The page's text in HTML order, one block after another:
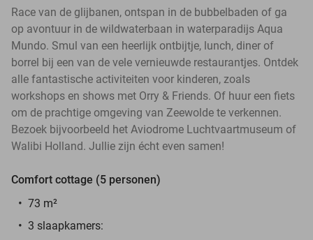
Race van de glijbanen, ontspan in de bubbelbaden of ga
op avontuur in de wildwaterbaan in waterparadijs Aqua
Mundo. Smul van een heerlijk ontbijtje, lunch, diner of
borrel bij een van de vele vernieuwde restaurantjes. Ontdek
alle fantastische activiteiten voor kinderen, zoals
workshops en shows met Orry & Friends. Of huur een fiets
om de prachtige omgeving van Zeewolde te verkennen.
Bezoek bijvoorbeeld het Aviodrome Luchtvaartmuseum of
Walibi Holland. Jullie zijn écht even samen!
Comfort cottage (5 personen)
73 m²
3 slaapkamers: